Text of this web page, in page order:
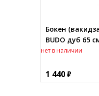
Бокен
BUDO дуб 65
нет в наличии
1 440